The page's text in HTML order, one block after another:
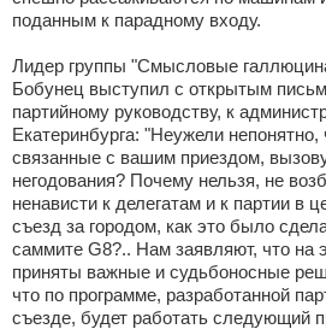
поданным к парадному входу.
Лидер группы "Смысловые
Бобунец выступил с открытым
партийному руководству, к
Екатеринбурга: "Неужели
связанные с вашим приездом,
негодования? Почему нельзя, не
ненависти к делегатам и к партии в
съезд за городом, как это было
саммите G8?.. Нам заявляют, что на
приняты важные и судьбоносные
что по программе, разработанной
съезде, будет работать следующий